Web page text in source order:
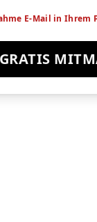
E-Mail in Ihrem